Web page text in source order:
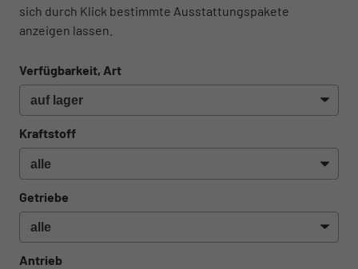
sich durch Klick bestimmte Ausstattungspakete
anzeigen lassen.
Verfügbarkeit, Art
Kraftstoff
Getriebe
Antrieb